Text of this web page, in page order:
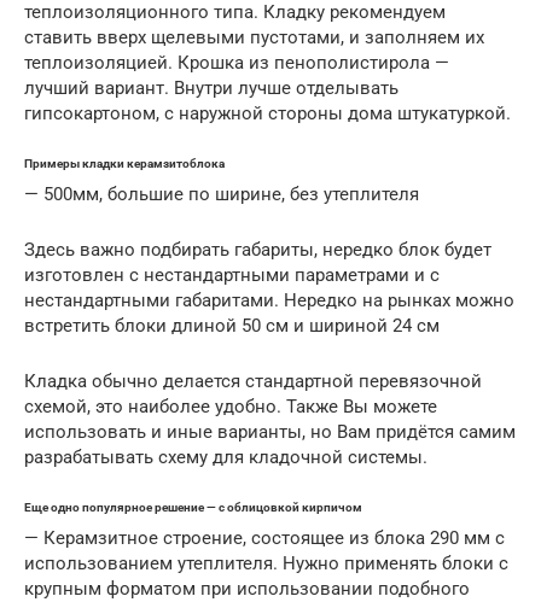
теплоизоляционного типа. Кладку рекомендуем
ставить вверх щелевыми пустотами, и заполняем их
теплоизоляцией. Крошка из пенополистирола —
лучший вариант. Внутри лучше отделывать
гипсокартоном, с наружной стороны дома штукатуркой.
Примеры кладки керамзитоблока
— 500мм, большие по ширине, без утеплителя
Здесь важно подбирать габариты, нередко блок будет
изготовлен с нестандартными параметрами и с
нестандартными габаритами. Нередко на рынках можно
встретить блоки длиной 50 см и шириной 24 см
Кладка обычно делается стандартной перевязочной
схемой, это наиболее удобно. Также Вы можете
использовать и иные варианты, но Вам придётся самим
разрабатывать схему для кладочной системы.
Еще одно популярное решение — с облицовкой кирпичом
— Керамзитное строение, состоящее из блока 290 мм с
использованием утеплителя. Нужно применять блоки с
крупным форматом при использовании подобного